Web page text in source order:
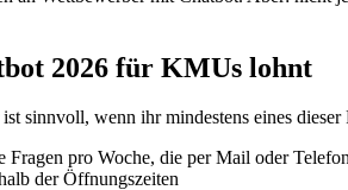
2026 für KMUs lohnt
sinnvoll, wenn ihr mindestens eines dieser
Fragen pro Woche, die per Mail oder
der Öffnungszeiten